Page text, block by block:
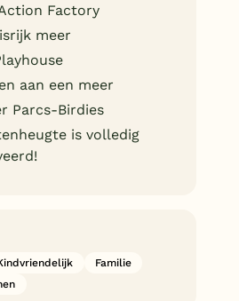
Factory
meer
aan een meer
Parcs-Birdies
is volledig
Familie